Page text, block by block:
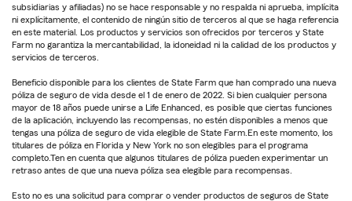
subsidiarias y afiliadas) no se hace responsable y no respalda ni aprueba, implícita
ni explícitamente, el contenido de ningún sitio de terceros al que se haga referencia
en este material. Los productos y servicios son ofrecidos por terceros y State
Farm no garantiza la mercantabilidad, la idoneidad ni la calidad de los productos y
servicios de terceros.
Beneficio disponible para los clientes de State Farm que han comprado una nueva
póliza de seguro de vida desde el 1 de enero de 2022. Si bien cualquier persona
mayor de 18 años puede unirse a Life Enhanced, es posible que ciertas funciones
de la aplicación, incluyendo las recompensas, no estén disponibles a menos que
tengas una póliza de seguro de vida elegible de State Farm.En este momento, los
titulares de póliza en Florida y New York no son elegibles para el programa
completo.Ten en cuenta que algunos titulares de póliza pueden experimentar un
retraso antes de que una nueva póliza sea elegible para recompensas.
Esto no es una solicitud para comprar o vender productos de seguros de State